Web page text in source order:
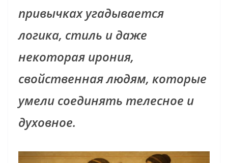
привычках угадывается
логика, стиль и даже
некоторая ирония,
свойственная людям, которые
умели соединять телесное и
духовное.